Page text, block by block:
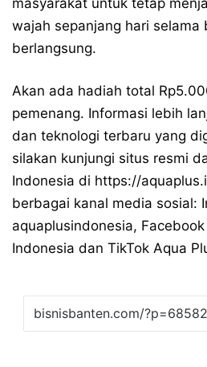
wajah sepanjang hari selama
berlangsung.
Akan ada hadiah total
pemenang. Informasi lebih
dan teknologi terbaru yang
silakan kunjungi situs resmi
Indonesia di https://
berbagai kanal media sosial:
aquaplusindonesia,
Indonesia dan TikTok Aqua